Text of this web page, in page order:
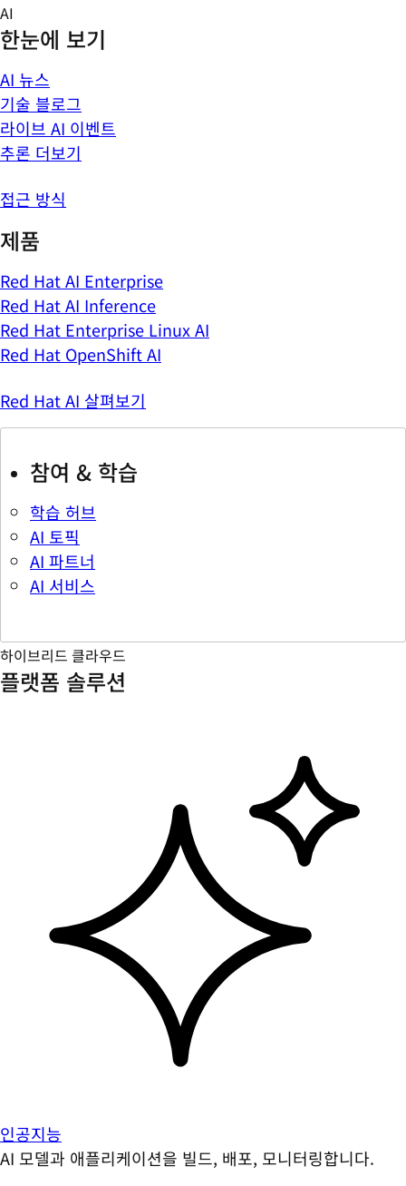
Skip
to
content
AI
한눈에 보기
AI 뉴스
기술 블로그
라이브 AI 이벤트
추론 더보기
접근 방식
제품
Red Hat AI Enterprise
Red Hat AI Inference
Red Hat Enterprise Linux AI
Red Hat OpenShift AI
Red Hat AI 살펴보기
참여 & 학습
학습 허브
AI 토픽
AI 파트너
AI 서비스
하이브리드 클라우드
플랫폼 솔루션
인공지능
AI 모델과 애플리케이션을 빌드, 배포, 모니터링합니다.